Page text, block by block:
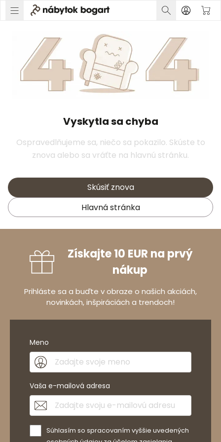
Vyskytla sa chyba
Ospravedlňujeme sa, niečo sa pokazilo. Skúste to
znova alebo sa vráťte na hlavnú stránku.
Skúsiť znova
Hlavná stránka
Získajte 10 EUR na prvý
nákup
Prihláste sa a buďte v obraze o našich akciách,
novinkách, inšpiráciách a trendoch!
Meno
Vaša e-mailová adresa
Súhlasím so spracovaním vyššie uvedených